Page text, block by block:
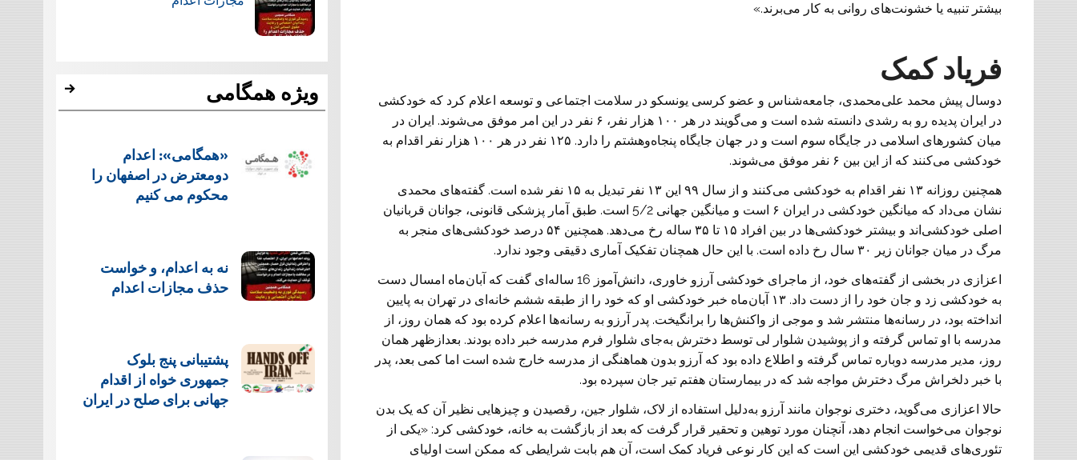
بیشتر تنبیه یا خشونت‌های روانی به کار می‌برند.»
فریاد کمک
دوسال پیش محمد علی‌محمدی، جامعه‌شناس و عضو کرسی یونسکو در سلامت اجتماعی و توسعه اعلام کرد که خودکشی
در ایران پدیده رو به رشدی دانسته شده است و می‌گویند در هر ۱۰۰ هزار نفر، ۶ نفر در این امر موفق می‌شوند. ایران در
میان کشورهای اسلامی در جایگاه سوم است و در جهان جایگاه پنجاه‌وهشتم را دارد. ۱۲۵ نفر در هر ۱۰۰ هزار نفر اقدام به
خودکشی می‌کنند که از این بین ۶ نفر موفق می‌شوند.
همچنین روزانه ۱۳ نفر اقدام به خودکشی می‌کنند و از سال ۹۹ این ۱۳ نفر تبدیل به ۱۵ نفر شده است. گفته‌های محمدی
نشان می‌داد که میانگین خودکشی در ایران ۶ است و میانگین جهانی 5/2 است. طبق آمار پزشکی قانونی، جوانان قربانیان
اصلی خودکشی‌اند و بیشتر خودکشی‌ها در بین افراد ۱۵ تا ۳۵ ساله رخ می‌دهد. همچنین ۵۴ درصد خودکشی‌های منجر به
مرگ در میان جوانان زیر ۳۰ سال رخ داده است. با این حال همچنان تفکیک آماری دقیقی وجود ندارد.
اعزازی در بخشی از گفته‌های خود، از ماجرای خودکشی آرزو خاوری، دانش‌آموز 16 ساله‌ای گفت که آبان‌ماه امسال دست
به خودکشی زد و جان خود را از دست داد. ۱۳ آبان‌ماه خبر خودکشی او که خود را از طبقه ششم خانه‌ای در تهران به پایین
انداخته بود، در رسانه‌ها منتشر شد و موجی از واکنش‌ها را برانگیخت. پدر آرزو به رسانه‌ها اعلام کرده بود که همان روز، از
مدرسه با او تماس گرفته و از پوشیدن شلوار لی توسط دخترش به‌جای شلوار فرم مدرسه خبر داده بودند. بعدازظهر همان
روز، مدیر مدرسه دوباره تماس گرفته و اطلاع داده بود که آرزو بدون هماهنگی از مدرسه خارج شده است اما کمی بعد، پدر
با خبر دلخراش مرگ دخترش مواجه شد که در بیمارستان هفتم تیر جان سپرده بود.
حالا اعزازی می‌گوید، دختری نوجوان مانند آرزو به‌دلیل استفاده از لاک، شلوار جین، رقصیدن و چیزهایی نظیر آن که یک بدن
نوجوان می‌خواست انجام دهد، آنچنان مورد توهین و تحقیر قرار گرفت که بعد از بازگشت به خانه، خودکشی کرد: «یکی از
تئوری‌های قدیمی خودکشی این است که این کار نوعی فریاد کمک است، آن هم بابت شرایطی که ممکن است اولیای
ویژه همگامی
«همگامی»: اعدام
دومعترض در اصفهان را
محکوم می کنیم
نه به اعدام، و خواست
حذف مجازات اعدام
پشتيبانی پنج بلوک
جمهوری خواه از اقدام
جهانی برای صلح در ایران